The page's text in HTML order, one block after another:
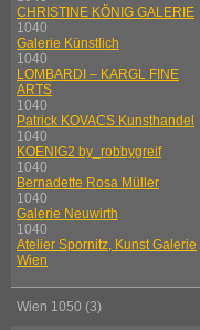
CHRISTINE KÖNIG GALERIE
1040
Galerie Künstlich
1040
LOMBARDI – KARGL FINE
ARTS
1040
Patrick KOVACS Kunsthandel
1040
KOENIG2 by_robbygreif
1040
Bernadette Rosa Müller
1040
Galerie Neuwirth
1040
Atelier Spornitz, Kunst Galerie
Wien
Wien 1050 (3)